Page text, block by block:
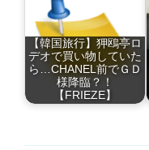
【韓国旅行】狎鴎亭ロ
デオで買い物していた
ら…CHANEL前でＧＤ
様降臨？！
【FRIEZE】